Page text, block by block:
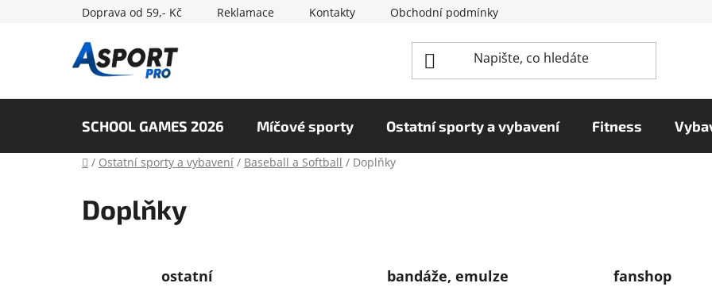
Doprava od 59,- Kč Reklamace Kontakty Obchodní podmínky
SCHOOL GAMES 2026 Míčové sporty Ostatní sporty a vybavení Fitness
Domů
/ Ostatní sporty a vybavení / Baseball a Softball / Doplňky
Doplňky
ostatní bandáže, emulze fanshop